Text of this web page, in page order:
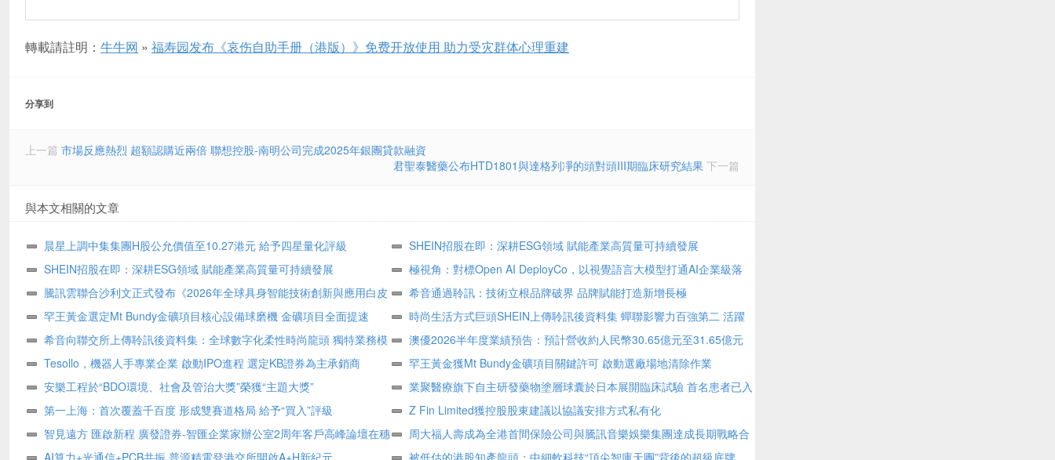
轉載請註明： 牛牛网 » 福寿园发布《哀伤自助手册（港版）》免费开放使用 助力受灾群体心理重建
分享到
上一篇 市場反應熱烈 超額認購近兩倍 聯想控股-南明公司完成2025年銀團貸款融資
君聖泰醫藥公布HTD1801與達格列凈的頭對頭III期臨床研究結果 下一篇
與本文相關的文章
晨星上調中集集團H股公允價值至10.27港元 給予四星量化評級
SHEIN招股在即：深耕ESG領域 賦能產業高質量可持續發展
SHEIN招股在即：深耕ESG領域 賦能產業高質量可持續發展
極視角：對標Open AI DeployCo，以視覺語言大模型打通AI企業級落
地“最後一公里”
騰訊雲聯合沙利文正式發布《2026年全球具身智能技術創新與應用白皮
書》
希音通過聆訊：技術立根品牌破界 品牌賦能打造新增長極
罕王黃金選定Mt Bundy金礦項目核心設備球磨機 金礦項目全面提速
時尚生活方式巨頭SHEIN上傳聆訊後資料集 蟬聯影響力百強第二 活躍
顧客達2.73億
希音向聯交所上傳聆訊後資料集：全球數字化柔性時尚龍頭 獨特業務模
式構築堅固護城河
澳優2026半年度業績預告：預計營收約人民幣30.65億元至31.65億元
核心業務基礎保持穩定
Tesollo，機器人手專業企業 啟動IPO進程 選定KB證券為主承銷商
罕王黃金獲Mt Bundy金礦項目關鍵許可 啟動選廠場地清除作業
安樂工程於“BDO環境、社會及管治大獎”榮獲“主題大獎”
業聚醫療旗下自主研發藥物塗層球囊於日本展開臨床試驗 首名患者已入
組
第一上海：首次覆蓋千百度 形成雙賽道格局 給予“買入”評級
Z Fin Limited獲控股股東建議以協議安排方式私有化
智見遠方 匯啟新程 廣發證券-智匯企業家辦公室2周年客戶高峰論壇在穗
舉辦
周大福人壽成為全港首間保險公司與騰訊音樂娛樂集團達成長期戰略合
作
AI算力+光通信+PCB共振 普源精電登港交所開啟A+H新紀元 被低估的港股知產龍頭：中細軟科技“頂尖智庫天團”背後的超級底牌